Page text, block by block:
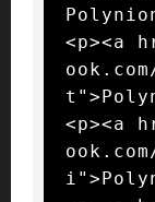
<p><a
<p><a